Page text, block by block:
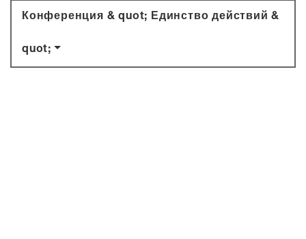
Конференция & quot; Единство действий &
quot;